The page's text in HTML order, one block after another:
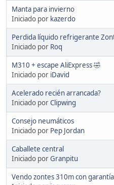
Manta para invierno
Iniciado por kazerdo
Perdida líquido refrigerante
Iniciado por Roq
M310 + escape AliExpress 🤣
Iniciado por iDavid
Acelerado recién arrancada?
Iniciado porClipwing
Consejo neumáticos
Iniciado por Pep Jordan
Caballete central
Iniciado porGranpitu
Vendo zontes 310m con